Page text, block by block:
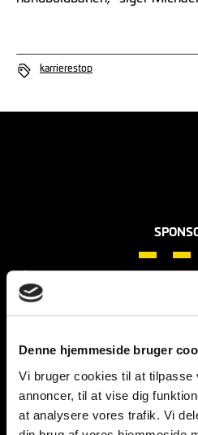
Denne hjemmeside bruger
Vi bruger cookies til at tilpasse
annoncer, til at vise dig
at analysere vores trafik. Vi
karrierestop
ÉT AF DANMARKS
SENESTE NYHEDER